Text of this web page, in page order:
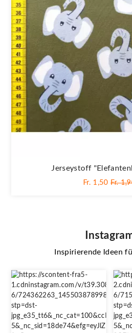
Jerseystoff
Fr. 1,50 Fr.
Inspirierende Ideen